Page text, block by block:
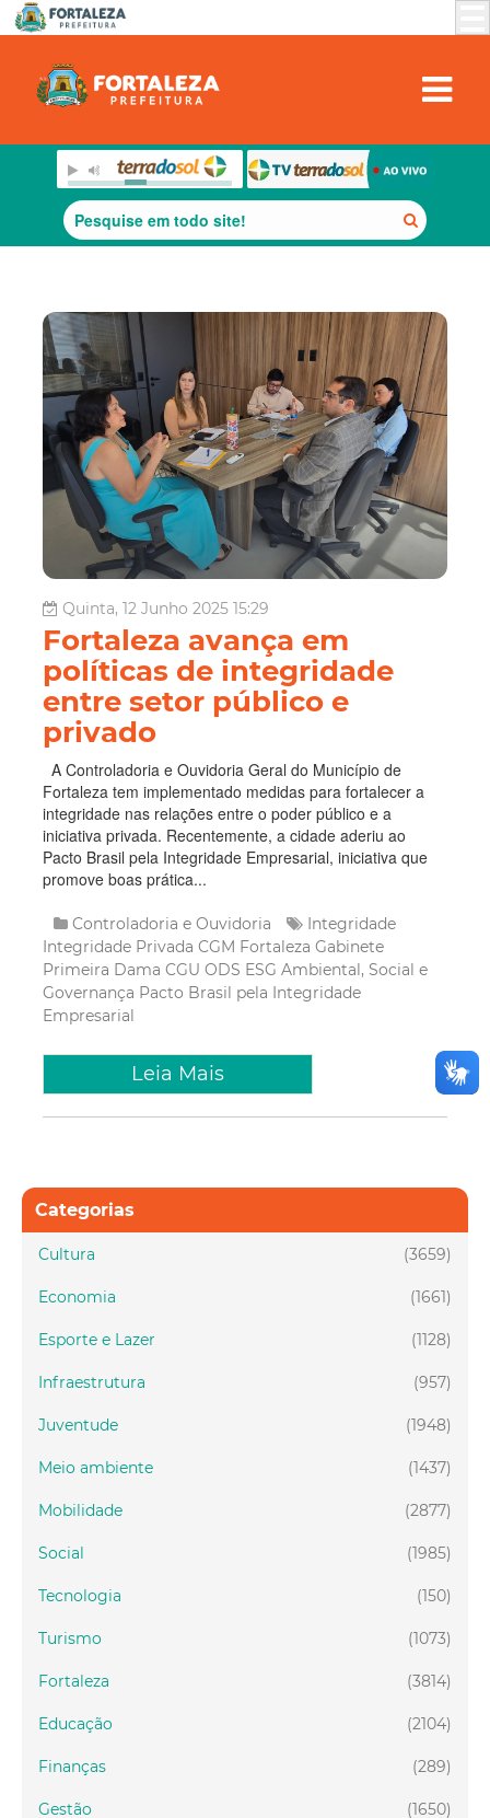
Quinta, 12 Junho 2025 15:29
Fortaleza avança em
políticas de integridade
entre setor público e
privado
A Controladoria e Ouvidoria Geral do Município de
Fortaleza tem implementado medidas para fortalecer a
integridade nas relações entre o poder público e a
iniciativa privada. Recentemente, a cidade aderiu ao
Pacto Brasil pela Integridade Empresarial, iniciativa que
promove boas prática...
Controladoria e Ouvidoria
Integridade
Integridade Privada CGM Fortaleza Gabinete
Primeira Dama CGU ODS ESG Ambiental, Social e
Governança Pacto Brasil pela Integridade
Empresarial
Leia Mais
Categorias
(3659)
Cultura
(1661)
Economia
(1128)
Esporte e Lazer
(957)
Infraestrutura
(1948)
Juventude
(1437)
Meio ambiente
(2877)
Mobilidade
(1985)
Social
(150)
Tecnologia
(1073)
Turismo
(3814)
Fortaleza
(2104)
Educação
(289)
Finanças
(1650)
Gestão